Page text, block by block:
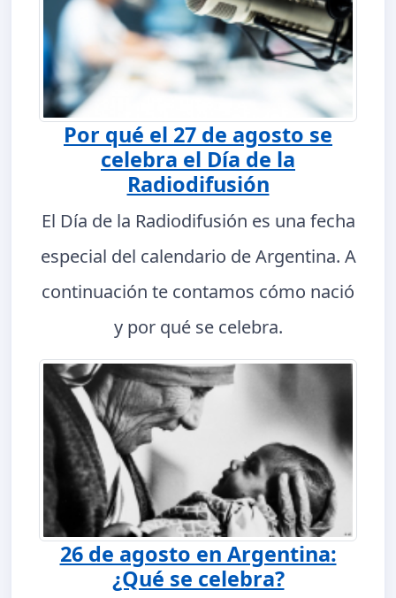
Por qué el 27 de agosto se
celebra el Día de la
Radiodifusión
El Día de la Radiodifusión es una fecha
especial del calendario de Argentina. A
continuación te contamos cómo nació
y por qué se celebra.
26 de agosto en Argentina:
¿Qué se celebra?